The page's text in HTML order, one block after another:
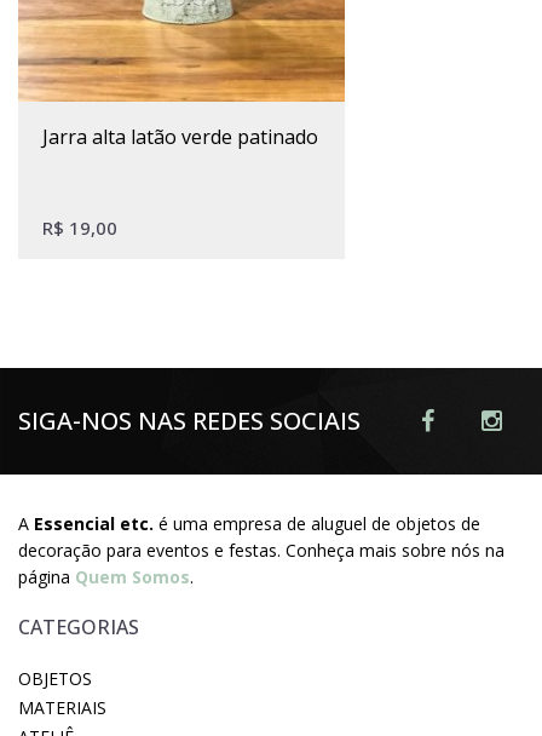
jarra alta latão verde patinado
R$ 19,00
SIGA-NOS NAS REDES SOCIAIS
A Essencial etc. é uma empresa de aluguel de objetos de
decoração para eventos e festas. Conheça mais sobre nós na
página Quem Somos.
CATEGORIAS
OBJETOS
MATERIAIS